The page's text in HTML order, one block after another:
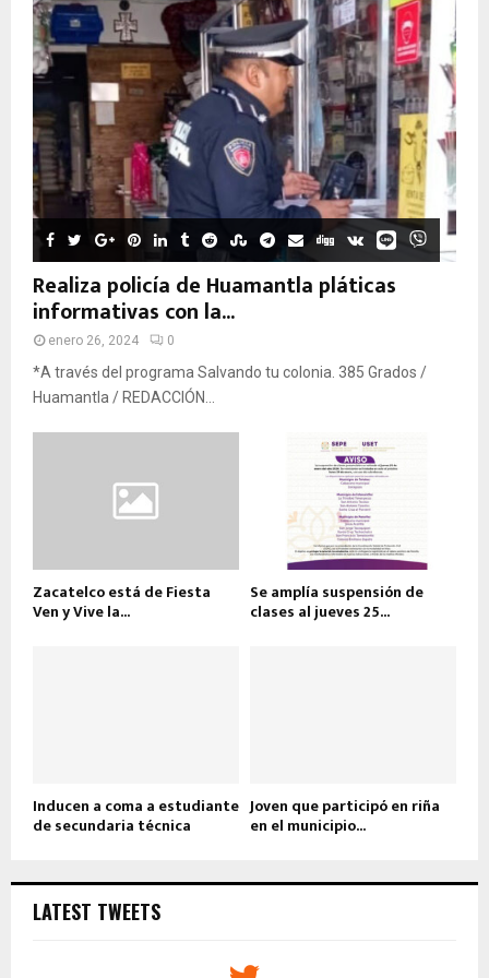
Realiza policía de Huamantla pláticas
informativas con la...
enero 26, 2024 0
*A través del programa Salvando tu colonia. 385 Grados /
Huamantla / REDACCIÓN...
Zacatelco está de Fiesta
Ven y Vive la...
Se amplía suspensión de
clases al jueves 25...
Inducen a coma a estudiante
de secundaria técnica
Joven que participó en riña
en el municipio...
LATEST TWEETS